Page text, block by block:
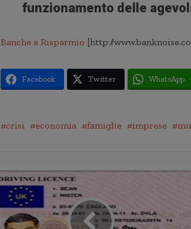
funzionamento delle
Banche e Risparmio [http://
Facebook Twitter WhatsApp
crisi economia famiglie imprese